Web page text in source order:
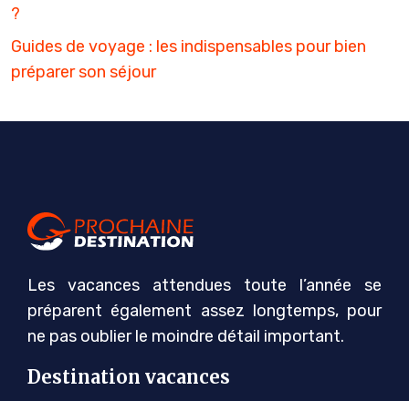
?
Guides de voyage : les indispensables pour bien
préparer son séjour
Les vacances attendues toute l’année se
préparent également assez longtemps, pour
ne pas oublier le moindre détail important.
Destination vacances